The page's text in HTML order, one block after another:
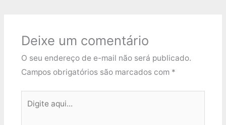
Deixe um comentário
O seu endereço de e-mail não será publicado.
Campos obrigatórios são marcados com *
aqui...